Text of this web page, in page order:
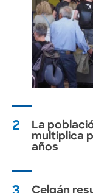
2
La
multiplica
años
Celgán